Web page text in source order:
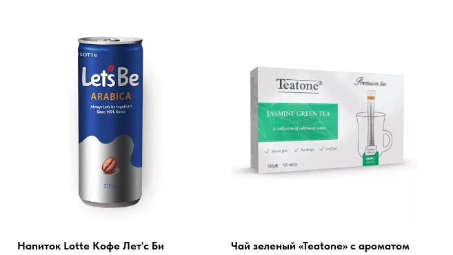
Напиток Lotte Кофе Лет'с Би
Чай зеленый «Teatone» с ароматом